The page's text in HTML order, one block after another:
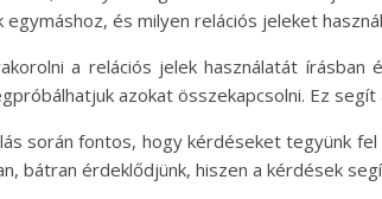
egymáshoz, és milyen relációs jeleket
a relációs jelek használatát
azokat összekapcsolni. Ez
során fontos, hogy kérdéseket tegyünk
bátran érdeklődjünk, hiszen a kérdések